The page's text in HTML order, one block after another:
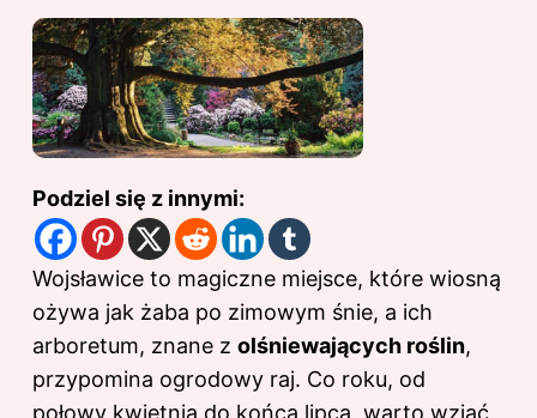
Podziel się z innymi:
Wojsławice to magiczne miejsce, które wiosną
ożywa jak żaba po zimowym śnie, a ich
arboretum, znane z olśniewających roślin,
przypomina ogrodowy raj. Co roku, od
połowy kwietnia do końca lipca, warto wziąć